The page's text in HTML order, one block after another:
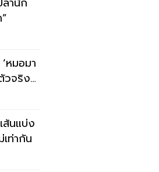
หมอมา
วจริงที่
ส้นแบ่ง
ท่ากัน